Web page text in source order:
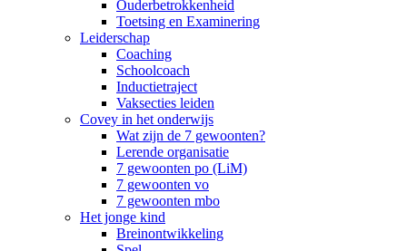
Ouderbetrokkenheid
Toetsing en Examinering
Leiderschap
Coaching
Schoolcoach
Inductietraject
Vaksecties leiden
Covey in het onderwijs
Wat zijn de 7 gewoonten?
Lerende organisatie
7 gewoonten po (LiM)
7 gewoonten vo
7 gewoonten mbo
Het jonge kind
Breinontwikkeling